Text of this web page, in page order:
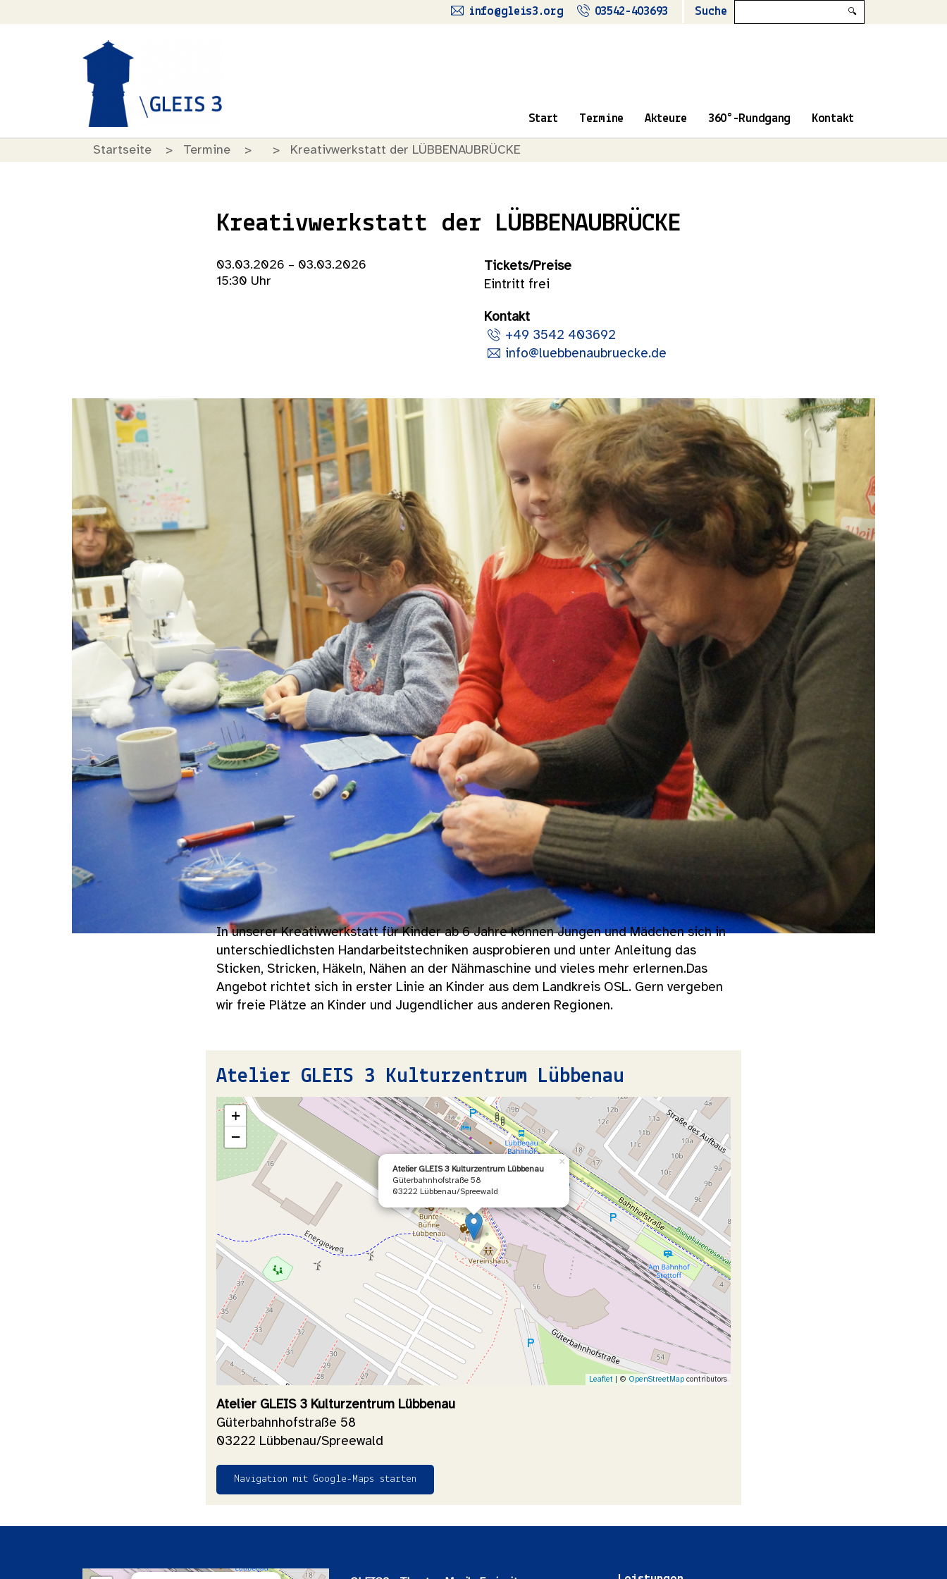
info@gleis3.org 03542-403693 Suche 🔍
Start Termine Akteure 360°-Rundgang Kontakt
Startseite Termine Kreativwerkstatt der LÜBBENAUBRÜCKE
Kreativwerkstatt der LÜBBENAUBRÜCKE
03.03.2026 – 03.03.2026
15:30 Uhr
Tickets/Preise
Eintritt frei
Kontakt
+49 3542 403692
info@luebbenaubruecke.de
In unserer Kreativwerkstatt für Kinder ab 6 Jahre können Jungen und Mädchen sich in
unterschiedlichsten Handarbeitstechniken ausprobieren und unter Anleitung das
Sticken, Stricken, Häkeln, Nähen an der Nähmaschine und vieles mehr erlernen.Das
Angebot richtet sich in erster Linie an Kinder aus dem Landkreis OSL. Gern vergeben
wir freie Plätze an Kinder und Jugendlicher aus anderen Regionen.
Atelier GLEIS 3 Kulturzentrum Lübbenau
Atelier GLEIS 3 Kulturzentrum Lübbenau
Güterbahnhofstraße 58
03222 Lübbenau/Spreewald
×
+
−
Leaflet | © OpenStreetMap contributors
Atelier GLEIS 3 Kulturzentrum Lübbenau
Güterbahnhofstraße 58
03222 Lübbenau/Spreewald
Navigation mit Google-Maps starten